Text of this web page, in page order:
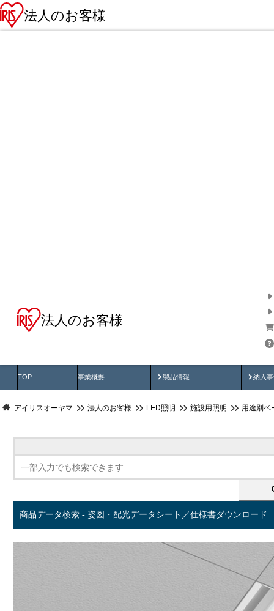
法人のお客様
法人のお客様
TOP 事業概要 製品情報
製品動画 納入
納
アイリスオーヤマ 法人のお客様 LED照明 施設用照明 用途別ベ
商品データ検索 - 姿図・配光データシート／仕様書ダウンロード